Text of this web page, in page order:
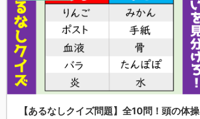
【あるなしクイズ問題】全10問！頭の体操